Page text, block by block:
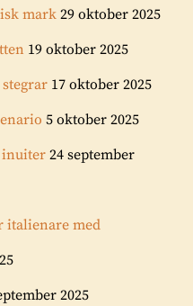
mark 29 oktober 2025
19 oktober 2025
17 oktober 2025
5 oktober 2025
inuiter 24 september
italienare med
2025